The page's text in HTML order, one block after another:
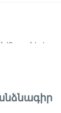
Բայրոնի փողոց